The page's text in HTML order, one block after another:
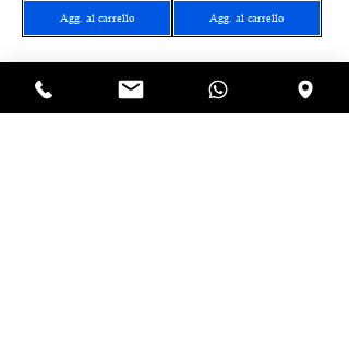
Agg. al carrello Agg. al carrello